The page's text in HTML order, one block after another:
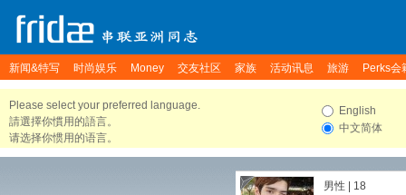
新闻&特写 时尚娱乐 Money 交友社区 家族 活动讯息 旅游 Perks会
Please select your preferred language.
請選擇你慣用的語言。
请选择你惯用的语言。
English
中文简体
男性 | 18